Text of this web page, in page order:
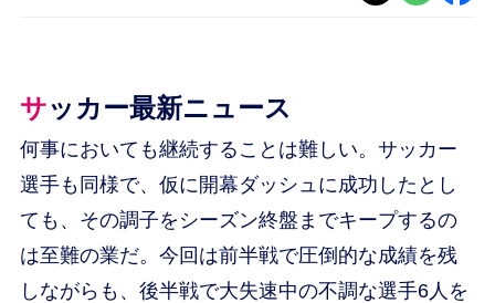
サッカー最新ニュース
何事においても継続することは難しい。サッカー
選手も同様で、仮に開幕ダッシュに成功したとし
ても、その調子をシーズン終盤までキープするの
は至難の業だ。今回は前半戦で圧倒的な成績を残
しながらも、後半戦で大失速中の不調な選手6人を